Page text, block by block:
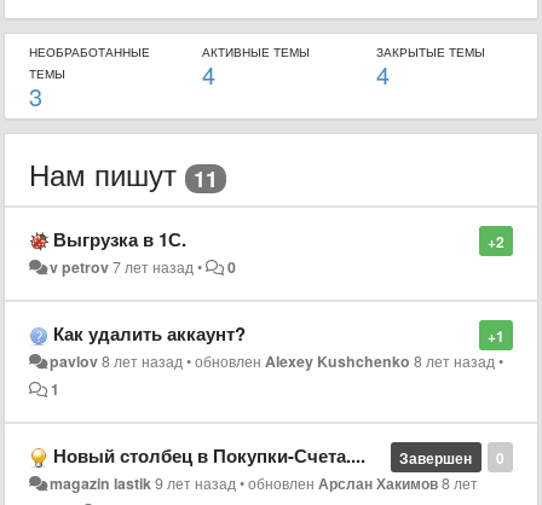
НЕОБРАБОТАННЫЕ
ТЕМЫ
3
АКТИВНЫЕ ТЕМЫ
4
ЗАКРЫТЫЕ ТЕМЫ
4
Нам пишут 11
+2
Выгрузка в 1С.
v petrov7 лет назад• 0
+1
Как удалить аккаунт?
pavlov8 лет назад•обновленAlexey Kushchenko 8 лет назад•
1
0
Завершен
Новый столбец в Покупки-Счета....
magazin lastik9 лет назад•обновленАрслан Хакимов8 лет